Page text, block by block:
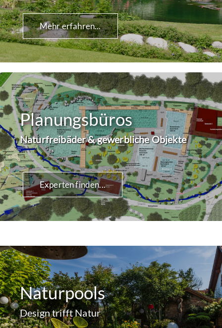
Mehr erfahren...
Planungsbüros
Naturfreibäder & gewerbliche Objekte
Experten finden...
Naturpools
Design trifft Natur